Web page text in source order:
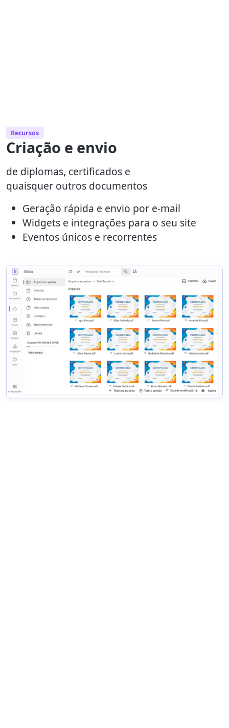
Recursos
Criação e envio
de diplomas, certificados e
quaisquer outros documentos
Geração rápida e envio por e-mail
Widgets e integrações para o seu site
Eventos únicos e recorrentes